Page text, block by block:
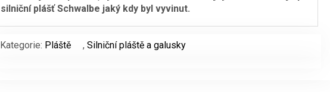
silniční plášť Schwalbe jaký kdy byl vyvinut.
Kategorie: Pláště , Silniční pláště a galusky